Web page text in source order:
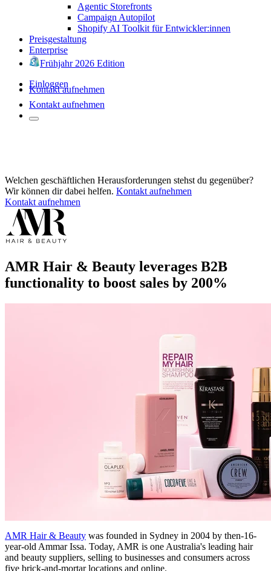
Agentic Storefronts
Campaign Autopilot
Shopify AI Toolkit für Entwickler:innen
Preisgestaltung
Enterprise
Frühjahr 2026 Edition
Einloggen
Kontakt aufnehmen
Kontakt aufnehmen
Welchen geschäftlichen Herausforderungen stehst du gegenüber?
Wir können dir dabei helfen. Kontakt aufnehmen
Kontakt aufnehmen
AMR Hair & Beauty leverages B2B
functionality to boost sales by 200%
AMR Hair & Beauty was founded in Sydney in 2004 by then-16-
year-old Ammar Issa. Today, AMR is one Australia's leading hair
and beauty suppliers, selling to businesses and consumers across
five brick-and-mortar locations and online.